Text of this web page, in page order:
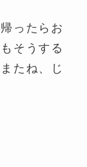
ったらお
そうする
たね、じ